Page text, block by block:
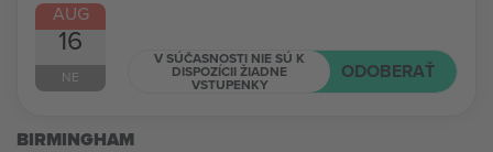
AUG
16
NE
V SÚČASNOSTI NIE SÚ K
DISPOZÍCII ŽIADNE
VSTUPENKY
ODOBERAŤ
BIRMINGHAM